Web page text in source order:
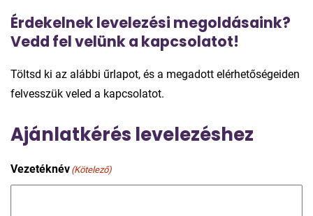
Érdekelnek levelezési megoldásaink?
Vedd fel velünk a kapcsolatot!
Töltsd ki az alábbi űrlapot, és a megadott elérhetőségeiden
felvesszük veled a kapcsolatot.
Ajánlatkérés levelezéshez
Vezetéknév (Kötelező)